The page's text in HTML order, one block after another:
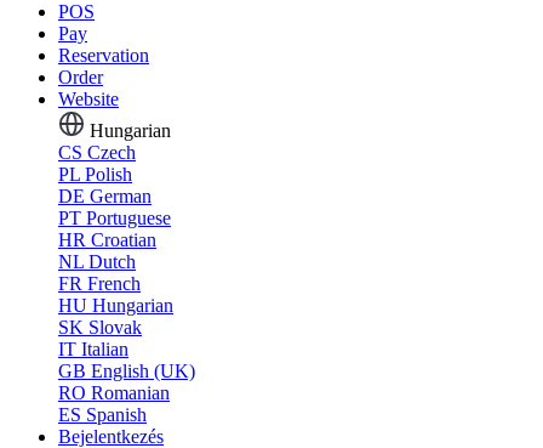
POS
Pay
Reservation
Order
Website
Hungarian
CS Czech
PL Polish
DE German
PT Portuguese
HR Croatian
NL Dutch
FR French
HU Hungarian
SK Slovak
IT Italian
GB English (UK)
RO Romanian
ES Spanish
Bejelentkezés